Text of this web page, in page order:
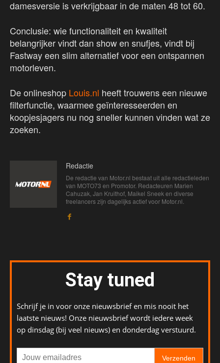
damesversie is verkrijgbaar in de maten 48 tot 60.
Conclusie: wie functionaliteit en kwaliteit
belangrijker vindt dan show en snufjes, vindt bij
Fastway een slim alternatief voor een ontspannen
motorleven.
De onlineshop Louis.nl heeft trouwens een nieuwe
filterfunctie, waarmee geïnteresseerden en
koopjesjagers nu nog sneller kunnen vinden wat ze
zoeken.
Redactie
De redactie van Motor.nl bestaat uit alle redactieleden
van MOTO73 en Promotor. Redacteuren Marien
Cahuzak, Jan Kruithof, Maikel Sneek en diverse
freelancers zijn dagelijks actief voor Motor.nl.
Stay tuned
Schrijf je in voor onze nieuwsbrief en mis nooit het
laatste nieuws! Onze nieuwsbrief wordt iedere week
op dinsdag (bij veel nieuws) en donderdag verstuurd.
Verzenden